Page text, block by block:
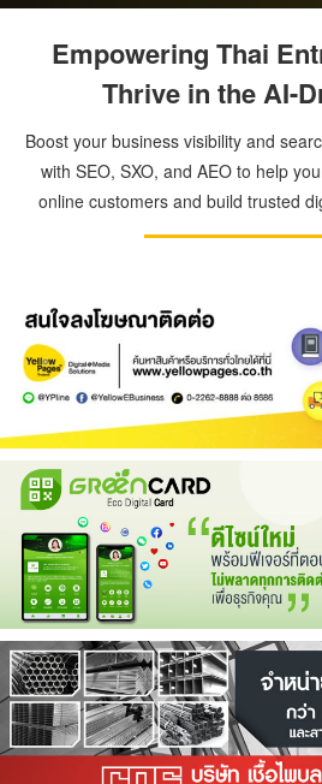
Empowering Thai
Thrive in the AI-
Boost your business visibility and
with SEO, SXO, and AEO to help
online customers and build trusted